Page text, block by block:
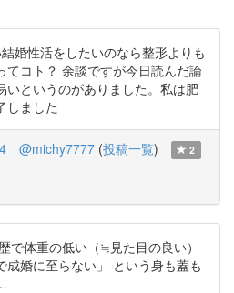
婚性活をしたいのなら整形よりも
てコト？ 余談ですが今日読んだ論
いというのがありました。私は肥
しました
@michy7777 (投稿一覧) 2
で体重の低い（≒見た目の良い）
婚に至らない」 という身も蓋も